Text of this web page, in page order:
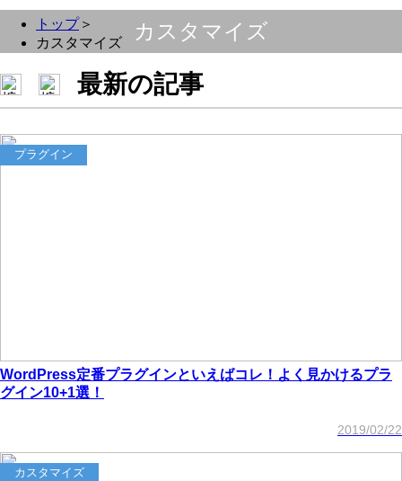
カスタマイズ
トップ＞
カスタマイズ
最新の記事
プラグイン
WordPress定番プラグインといえばコレ！よく見かけるプラ
グイン10+1選！
2019/02/22
カスタマイズ